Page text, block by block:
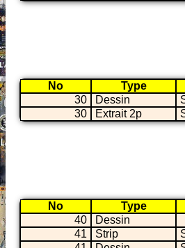
No Type
30
Dessin
30
Extrait 2p
No Type
40
Dessin
41
Strip